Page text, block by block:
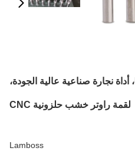
قاطع ألماس لامبوس PCD، أداة نجارة صناعية عالية الجودة،
لقمة راوتر خشب حلزونية CNC
Lamboss